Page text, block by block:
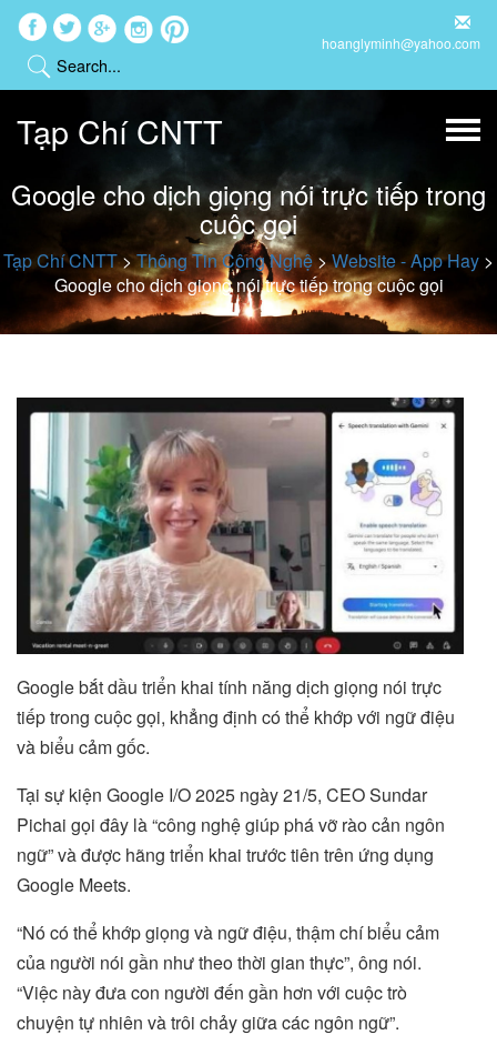
hoanglyminh@yahoo.com
Tạp Chí CNTT
Google cho dịch giọng nói trực tiếp trong
cuộc gọi
Tạp Chí CNTT>Thông Tin Công Nghệ>Website - App Hay >
Google cho dịch giọng nói trực tiếp trong cuộc gọi
Google bắt dầu triển khai tính năng dịch giọng nói trực
tiếp trong cuộc gọi, khẳng định có thể khớp với ngữ điệu
và biểu cảm gốc.
Tại sự kiện Google I/O 2025 ngày 21/5, CEO Sundar
Pichai gọi đây là “công nghệ giúp phá vỡ rào cản ngôn
ngữ” và được hãng triển khai trước tiên trên ứng dụng
Google Meets.
“Nó có thể khớp giọng và ngữ điệu, thậm chí biểu cảm
của người nói gần như theo thời gian thực”, ông nói.
“Việc này đưa con người đến gần hơn với cuộc trò
chuyện tự nhiên và trôi chảy giữa các ngôn ngữ”.